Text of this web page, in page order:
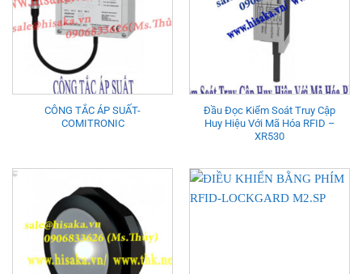
CÔNG TẮC ÁP SUẤT-
COMITRONIC
Đầu Đọc Kiểm Soát Truy Cập
Huy Hiệu Với Mã Hóa RFID –
XR530